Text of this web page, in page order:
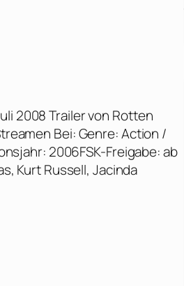
2008 Trailer von Rotten
Bei: Genre: Action /
2006FSK-Freigabe: ab
Kurt Russell, Jacinda